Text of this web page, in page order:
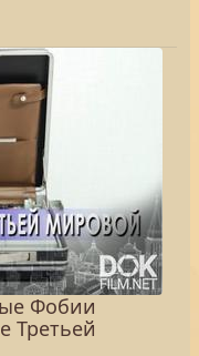
Фобии
Третьей